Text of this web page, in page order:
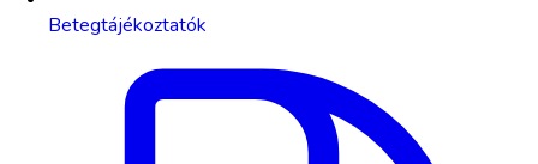
Betegtájékoztatók